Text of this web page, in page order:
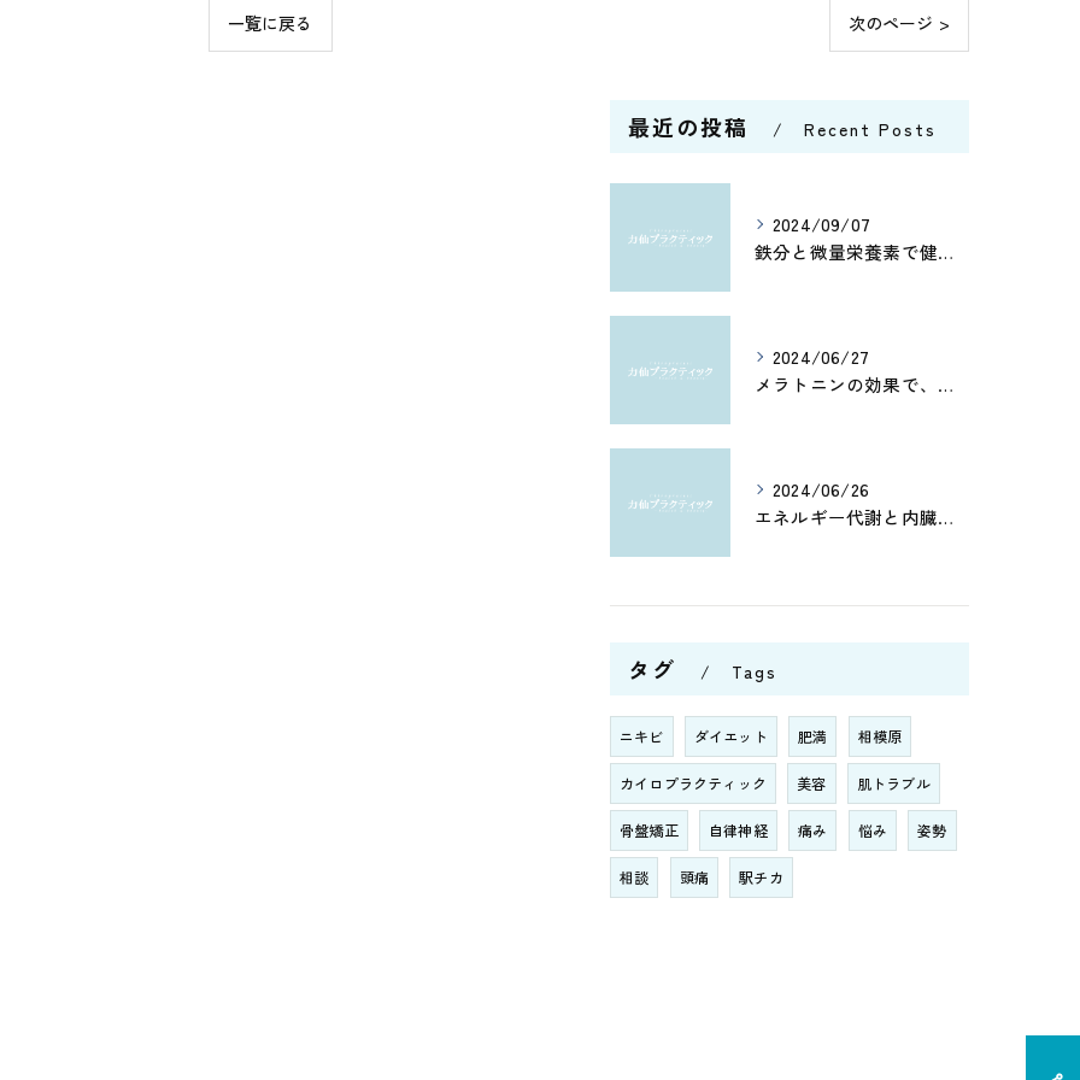
一覧に戻る 次のページ >
最近の投稿 Recent Posts
2024/09/07
鉄分と微量栄養素で健康管理
2024/06/27
メラトニンの効果で、よく眠れてホルモン分泌もアップ！カルシウムとアミノ酸で健康脳を維持しよう
2024/06/26
エネルギー代謝と内臓機能を改善！筋肉の活性化と骨盤調整がもたらす健康への効果とは？
タグ Tags
ニキビ ダイエット 肥満 相模原
カイロプラクティック 美容 肌トラブル
骨盤矯正 自律神経 痛み 悩み 姿勢
相談 頭痛 駅チカ